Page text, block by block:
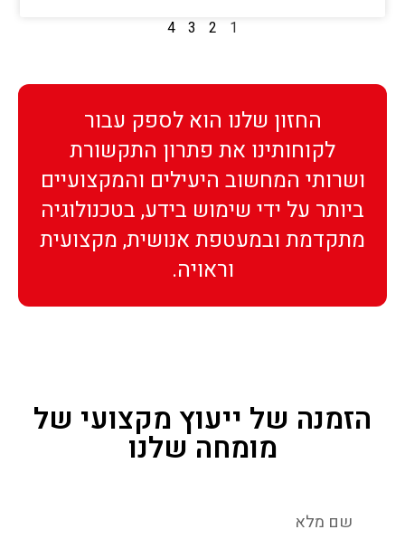
1
2
3
4
החזון שלנו הוא לספק עבור
לקוחותינו את פתרון התקשורת
ושרותי המחשוב היעילים והמקצועיים
ביותר על ידי שימוש בידע, בטכנולוגיה
מתקדמת ובמעטפת אנושית, מקצועית
וראויה.
הזמנה של ייעוץ מקצועי של
מומחה שלנו